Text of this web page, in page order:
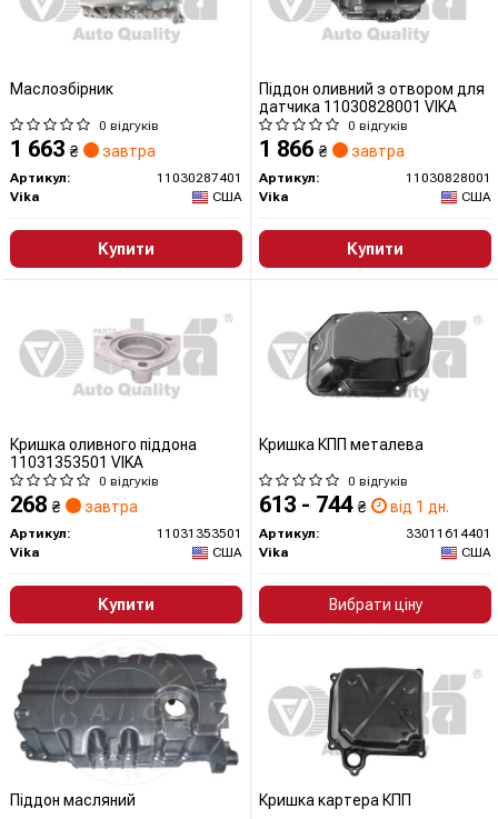
Маслозбірник
0 відгуків
1 663 ₴ завтра
Артикул:
11030287401
Vika
США
Купити
Піддон оливний з отвором для
датчика 11030828001 VIKA
0 відгуків
1 866 ₴ завтра
Артикул:
11030828001
Vika
США
Купити
Кришка оливного піддона
11031353501 VIKA
0 відгуків
268 ₴ завтра
Артикул:
11031353501
Vika
США
Купити
Кришка КПП металева
0 відгуків
613 - 744 ₴ від 1 дн.
Артикул:
33011614401
Vika
США
Вибрати ціну
Піддон масляний Кришка картера КПП